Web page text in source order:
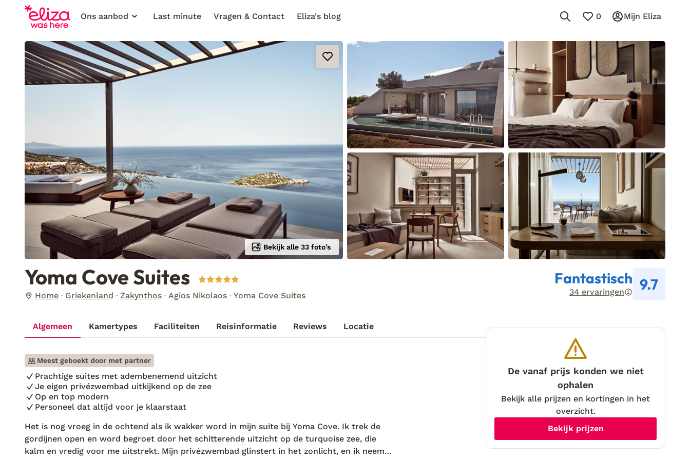
Ons aanbod
Last minute Vragen & Contact Eliza's blog 0 Mijn Eliza
Bekijk alle 33 foto’s
Yoma Cove Suites
Home Griekenland Zakynthos Agios Nikolaos Yoma Cove Suites
Fantastisch
34 ervaringen 9.7
Algemeen Kamertypes Faciliteiten Reisinformatie Reviews Locatie
Meest geboekt door met partner
Prachtige suites met adembenemend uitzicht
Je eigen privézwembad uitkijkend op de zee
Op en top modern
Personeel dat altijd voor je klaarstaat
Het is nog vroeg in de ochtend als ik wakker word in mijn suite bij Yoma Cove. Ik trek de
gordijnen open en word begroet door het schitterende uitzicht op de turquoise zee, die
kalm en vredig voor me uitstrekt. Mijn privézwembad glinstert in het zonlicht, en ik neem
De vanaf prijs konden we niet
ophalen
Bekijk alle prijzen en kortingen in het
overzicht.
Bekijk prijzen